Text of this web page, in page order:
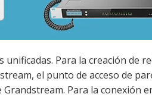
Para la creación de
el punto de acceso de
Para la conexión